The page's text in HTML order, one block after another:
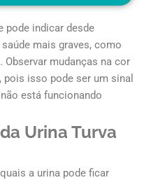
pode indicar desde
mais graves, como
mudanças na cor
isso pode ser um sinal
está funcionando
Urina Turva
a urina pode ficar